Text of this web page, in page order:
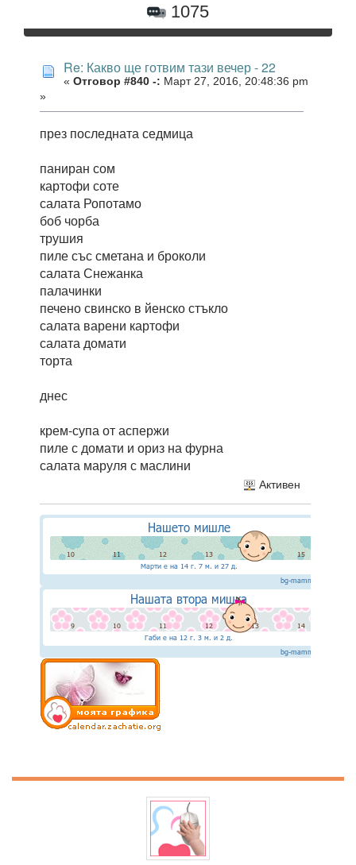
1075
Re: Какво ще готвим тази вечер - 22
« Отговор #840 -: Март 27, 2016, 20:48:36 pm
»
през последната седмица
паниран сом
картофи соте
салата Ропотамо
боб чорба
трушия
пиле със сметана и броколи
салата Снежанка
палачинки
печено свинско в йенско стъкло
салата варени картофи
салата домати
торта
днес
крем-супа от аспержи
пиле с домати и ориз на фурна
салата маруля с маслини
Активен